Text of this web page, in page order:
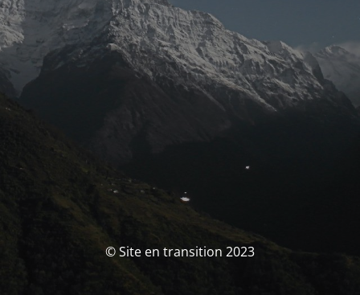
© Site en transition 2023